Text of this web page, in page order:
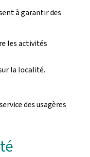
à garantir des
les activités
la localité.
des usagères